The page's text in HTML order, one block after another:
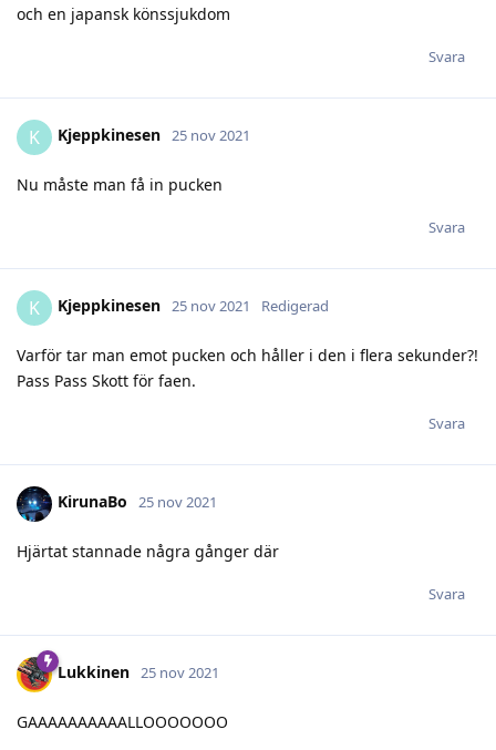
och en japansk könssjukdom
Svara
K Kjeppkinesen 25 nov 2021
Nu måste man få in pucken
Svara
K Kjeppkinesen 25 nov 2021 Redigerad
Varför tar man emot pucken och håller i den i flera sekunder?!
Pass Pass Skott för faen.
Svara
KirunaBo 25 nov 2021
Hjärtat stannade några gånger där
Svara
Lukkinen 25 nov 2021
GAAAAAAAAAALLOOOOOOO